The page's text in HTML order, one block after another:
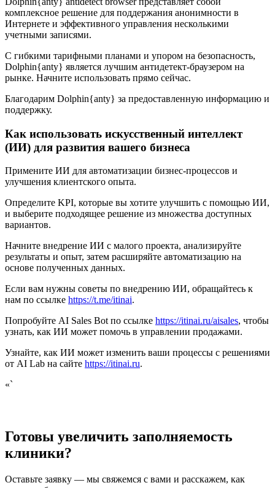
комплексное решение для поддержания анонимности в
Интернете и эффективного управления несколькими
учетными записями.
С гибкими тарифными планами и упором на безопасность,
Dolphin{anty} является лучшим антидетект-браузером на
рынке. Начните использовать прямо сейчас.
Благодарим Dolphin{anty} за предоставленную информацию и
поддержку.
Как использовать искусственный интеллект
(ИИ) для развития вашего бизнеса
Примените ИИ для автоматизации бизнес-процессов и
улучшения клиентского опыта.
Определите KPI, которые вы хотите улучшить с помощью ИИ,
и выберите подходящее решение из множества доступных
вариантов.
Начните внедрение ИИ с малого проекта, анализируйте
результаты и опыт, затем расширяйте автоматизацию на
основе полученных данных.
Если вам нужны советы по внедрению ИИ, обращайтесь к
нам по ссылке https://t.me/itinai.
Попробуйте AI Sales Bot по ссылке https://itinai.ru/aisales, чтобы
узнать, как ИИ может помочь в управлении продажами.
Узнайте, как ИИ может изменить ваши процессы с решениями
от AI Lab на сайте https://itinai.ru.
«`
Готовы увеличить заполняемость
клиники?
Оставьте заявку — мы свяжемся с вами и расскажем, как